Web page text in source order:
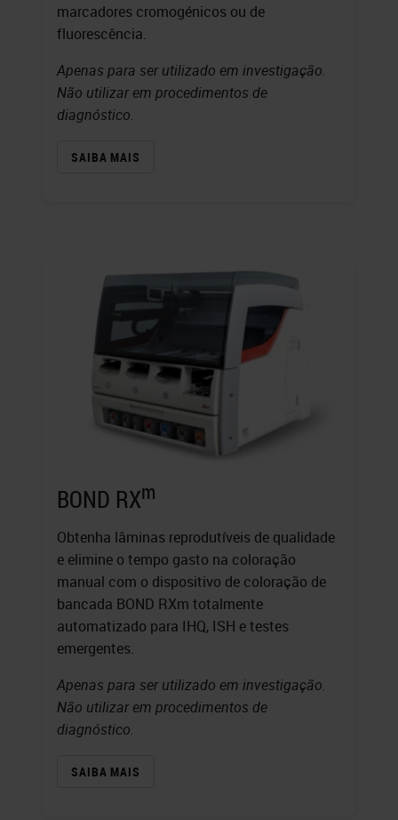
marcadores cromogénicos ou de
fluorescência.
Apenas para ser utilizado em investigação.
Não utilizar em procedimentos de
diagnóstico.
SAIBA MAIS
BOND RXm
Obtenha lâminas reprodutíveis de qualidade
e elimine o tempo gasto na coloração
manual com o dispositivo de coloração de
bancada BOND RXm totalmente
automatizado para IHQ, ISH e testes
emergentes.
Apenas para ser utilizado em investigação.
Não utilizar em procedimentos de
diagnóstico.
SAIBA MAIS